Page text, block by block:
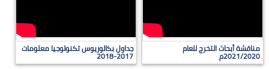
مناقشة أبحاث التخرج للعام
2021/2020م
جداول بكالوريوس تكنولوجيا معلومات
2017-2018